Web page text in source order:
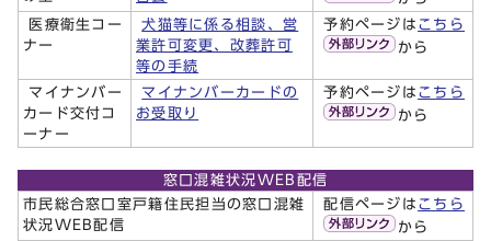
医療衛生コー
ナー
犬猫等に係る相談、営
業許可変更、改葬許可
等の手続
予約ページは こちら
から
マイナンバー
カード交付コ
ーナー
マイナンバーカードの
お受取り
予約ページは こちら
から
窓口混雑状況WEB配信
市民総合窓口室戸籍住民担当の窓口混雑
状況WEB配信
配信ページは こちら
から